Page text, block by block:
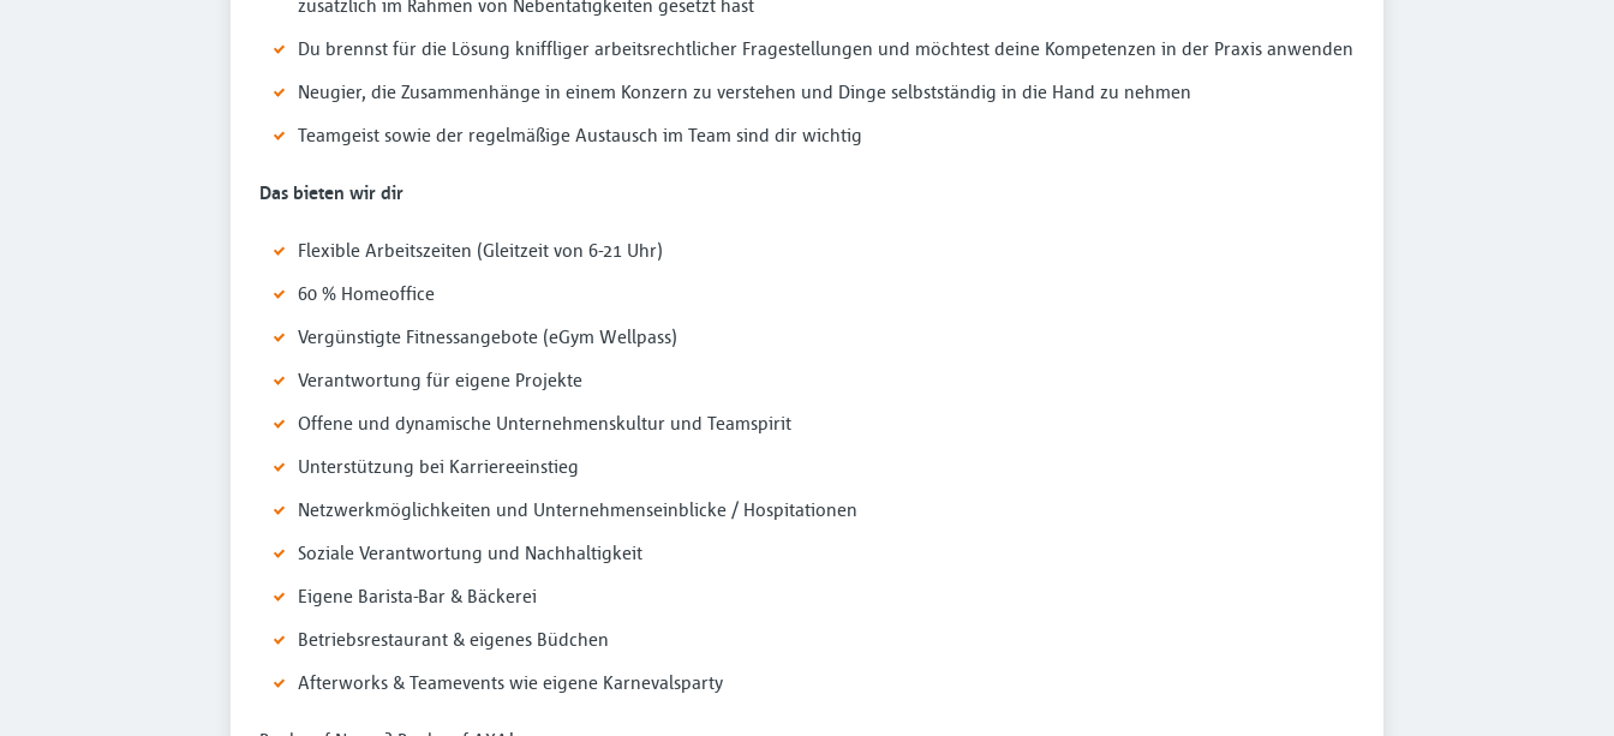
zusätzlich im Rahmen von Nebentätigkeiten gesetzt hast
Du brennst für die Lösung kniffliger arbeitsrechtlicher Fragestellungen und möchtest deine Kompetenzen in der Praxis anwenden
Neugier, die Zusammenhänge in einem Konzern zu verstehen und Dinge selbstständig in die Hand zu nehmen
Teamgeist sowie der regelmäßige Austausch im Team sind dir wichtig
Das bieten wir dir
Flexible Arbeitszeiten (Gleitzeit von 6-21 Uhr)
60 % Homeoffice
Vergünstigte Fitnessangebote (eGym Wellpass)
Verantwortung für eigene Projekte
Offene und dynamische Unternehmenskultur und Teamspirit
Unterstützung bei Karriereeinstieg
Netzwerkmöglichkeiten und Unternehmenseinblicke / Hospitationen
Soziale Verantwortung und Nachhaltigkeit
Eigene Barista-Bar & Bäckerei
Betriebsrestaurant & eigenes Büdchen
Afterworks & Teamevents wie eigene Karnevalsparty